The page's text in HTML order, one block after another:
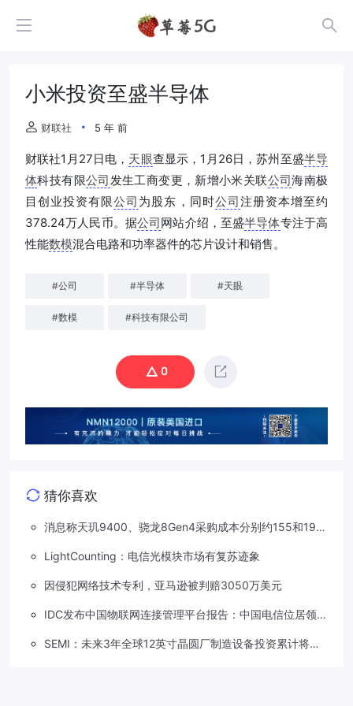
小米投资至盛半导体
财联社 5 年 前
财联社1月27日电， 天眼查显示，1月26日，苏州至盛半导
体科技有限公司 发生工商变更，新增小米关联公司海南极
目创业投资有限公司 为股东，同时公司注册资本增至约
378.24万人民币。据公司网站介绍，至盛半导体专注于高
性能数模混合电路和功率器件的芯片设计和销售。
#公司 #半导体 #天眼
#数模 #科技有限公司
0
猜你喜欢
消息称天玑9400、骁龙8Gen4采购成本分别约155和190
LightCounting：电信光模块市场有复苏迹象
因侵犯网络技术专利，亚马逊被判赔3050万美元
IDC发布中国物联网连接管理平台报告：中国电信位居领导
SEMI：未来3年全球12英寸晶圆厂制造设备投资累计将达